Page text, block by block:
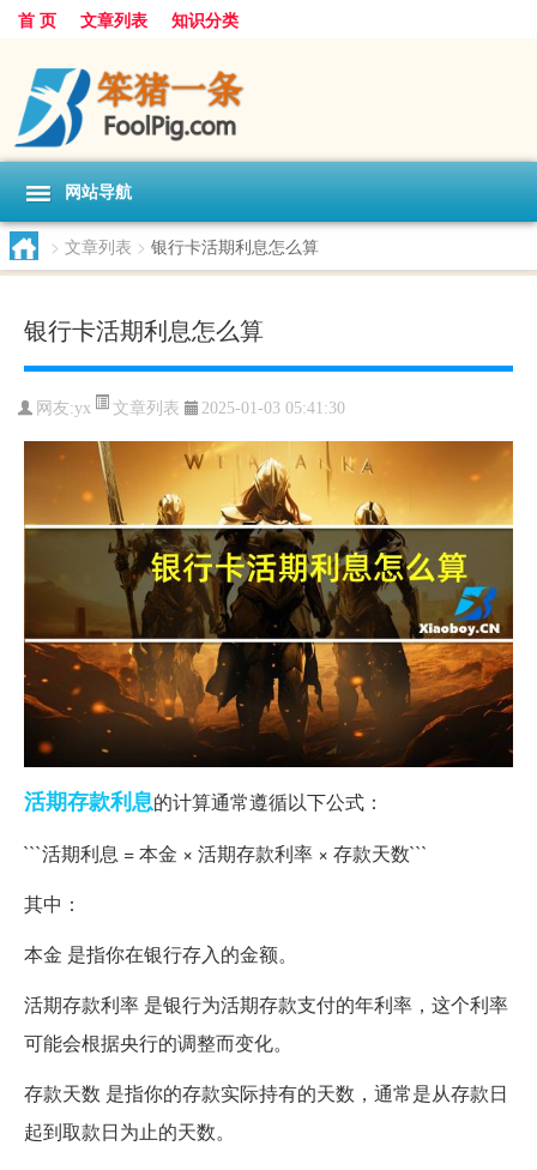
首 页 文章列表 知识分类
网站导航
> 文章列表 > 银行卡活期利息怎么算
银行卡活期利息怎么算
网友:yx 文章列表 2025-01-03 05:41:30
活期存款利息的计算通常遵循以下公式：
```活期利息 = 本金 × 活期存款利率 × 存款天数```
其中：
本金 是指你在银行存入的金额。
活期存款利率 是银行为活期存款支付的年利率，这个利率
可能会根据央行的调整而变化。
存款天数 是指你的存款实际持有的天数，通常是从存款日
起到取款日为止的天数。